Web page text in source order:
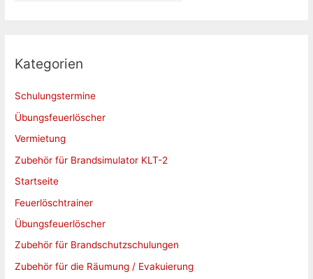
e
n
a
c
Kategorien
Schulungstermine
Übungsfeuerlöscher
Vermietung
Zubehör für Brandsimulator KLT-2
Startseite
Feuerlöschtrainer
Übungsfeuerlöscher
Zubehör für Brandschutzschulungen
Zubehör für die Räumung / Evakuierung